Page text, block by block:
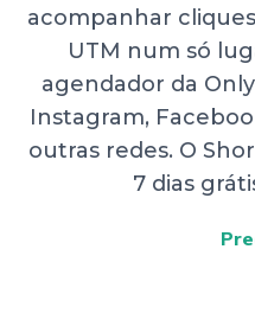
acompanhar
UTM num só
agendador da
Instagram,
outras redes. O
7 dias